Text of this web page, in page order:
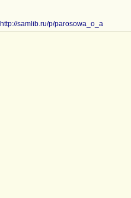
http://samlib.ru/p/parosowa_o_a